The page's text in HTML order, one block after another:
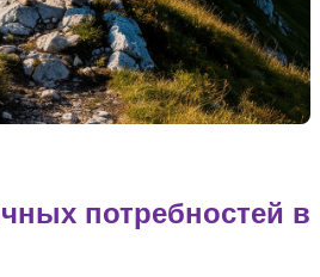
потребностей в